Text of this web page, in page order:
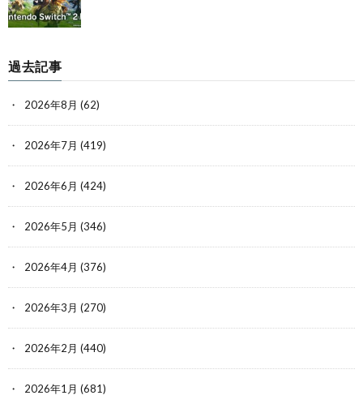
過去記事
2026年8月 (62)
2026年7月 (419)
2026年6月 (424)
2026年5月 (346)
2026年4月 (376)
2026年3月 (270)
2026年2月 (440)
2026年1月 (681)